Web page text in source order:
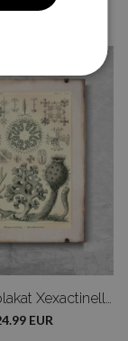
EUR
EUR